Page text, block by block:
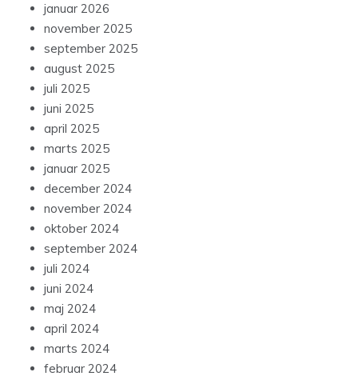
januar 2026
november 2025
september 2025
august 2025
juli 2025
juni 2025
april 2025
marts 2025
januar 2025
december 2024
november 2024
oktober 2024
september 2024
juli 2024
juni 2024
maj 2024
april 2024
marts 2024
februar 2024